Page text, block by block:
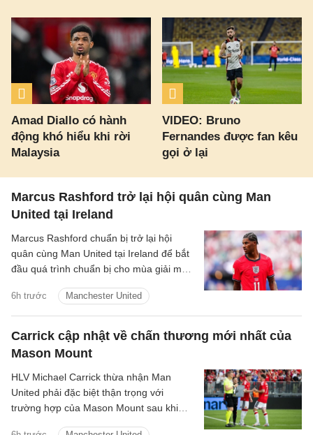
Amad Diallo có hành
động khó hiểu khi rời
Malaysia
VIDEO: Bruno
Fernandes được fan kêu
gọi ở lại
Marcus Rashford trở lại hội quân cùng Man
United tại Ireland
6h trước Manchester United
Marcus Rashford chuẩn bị trở lại hội
quân cùng Man United tại Ireland để bắt
đầu quá trình chuẩn bị cho mùa giải mới.
Carrick xác nhận.
Carrick cập nhật về chấn thương mới nhất của
Mason Mount
HLV Michael Carrick thừa nhận Man
United phải đặc biệt thận trọng với
trường hợp của Mason Mount sau khi